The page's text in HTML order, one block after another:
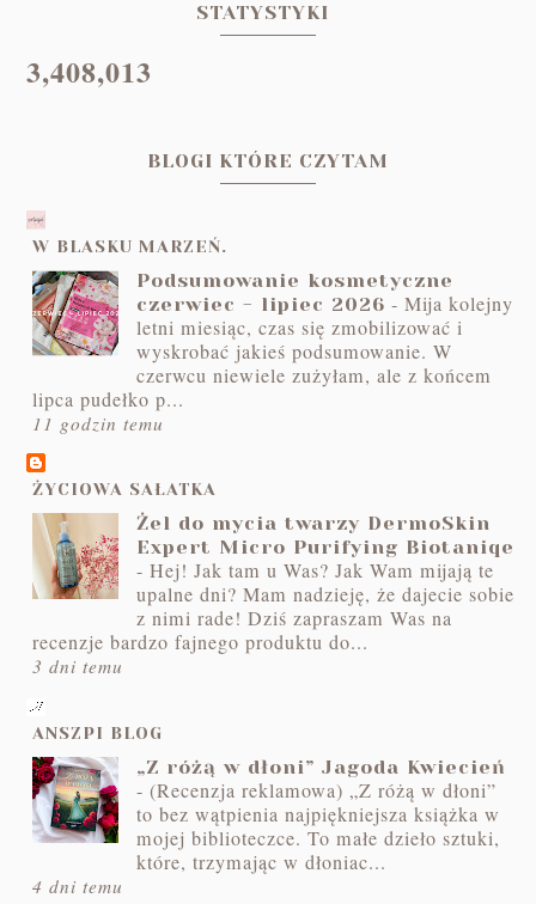
STATYSTYKI
3,408,013
BLOGI KTÓRE CZYTAM
W BLASKU MARZEŃ.
Podsumowanie kosmetyczne
czerwiec - lipiec 2026 -Mija kolejny
letni miesiąc, czas się zmobilizować i
wyskrobać jakieś podsumowanie. W
czerwcu niewiele zużyłam, ale z końcem
lipca pudełko p...
11 godzin temu
ŻYCIOWA SAŁATKA
Żel do mycia twarzy DermoSkin
Expert Micro Purifying Biotaniqe
-Hej! Jak tam u Was? Jak Wam mijają te
upalne dni? Mam nadzieję, że dajecie sobie
z nimi rade! Dziś zapraszam Was na
recenzje bardzo fajnego produktu do...
3 dni temu
ANSZPI BLOG
„Z różą w dłoni” Jagoda Kwiecień
-(Recenzja reklamowa) „Z różą w dłoni”
to bez wątpienia najpiękniejsza książka w
mojej biblioteczce. To małe dzieło sztuki,
które, trzymając w dłoniac...
4 dni temu